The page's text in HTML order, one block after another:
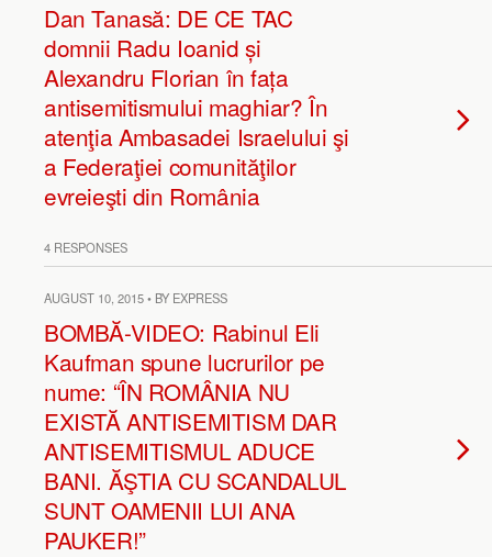
Dan Tanasă: DE CE TAC
domnii Radu Ioanid și
Alexandru Florian în fața
antisemitismului maghiar? În
atenţia Ambasadei Israelului şi
a Federaţiei comunităţilor
evreieşti din România
4 RESPONSES
AUGUST 10, 2015 • BY EXPRESS
BOMBĂ-VIDEO: Rabinul Eli
Kaufman spune lucrurilor pe
nume: “ÎN ROMÂNIA NU
EXISTĂ ANTISEMITISM DAR
ANTISEMITISMUL ADUCE
BANI. ĂŞTIA CU SCANDALUL
SUNT OAMENII LUI ANA
PAUKER!”